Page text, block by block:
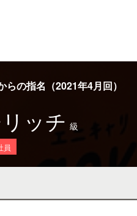
の指名（2021年4月回）
ッチ 級
員